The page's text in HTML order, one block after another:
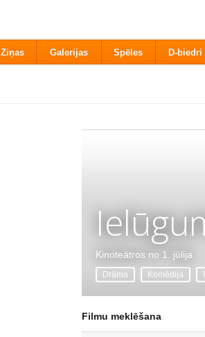
Ziņas Galerijas Spēles D-biedri
Kinoteātros no 1. jūlija
Drāma Komēdija
Filmu meklēšana